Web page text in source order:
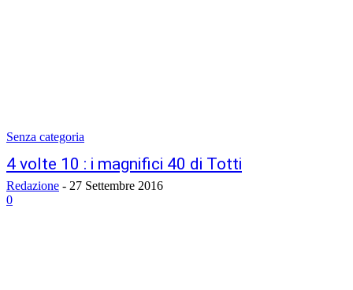
Senza categoria
4 volte 10 : i magnifici 40 di Totti
Redazione - 27 Settembre 2016
0